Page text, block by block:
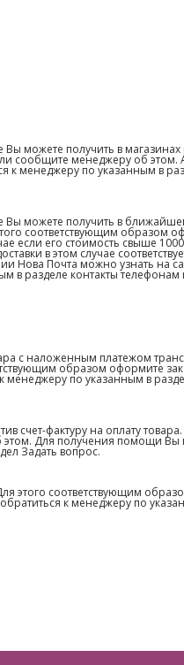
можете получить в
сообщите менеджеру об этом.
менеджеру по указанным в
Вы можете получить в
соответствующим образом
если его стоимость свыше
в этом случае
Нова Почта можно узнать на
разделе контакты телефонам
с наложенным платежом
образом оформите
по указанным в
счет-фактуру на оплату
Для получения помощи Вы
Задать вопрос.
этого соответствующим
к менеджеру по